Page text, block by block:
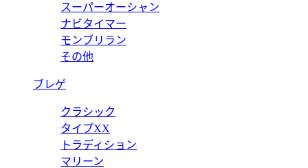
スーパーオーシャン
ナビタイマー
モンブリラン
その他
ブレゲ
クラシック
タイプXX
トラディション
マリーン